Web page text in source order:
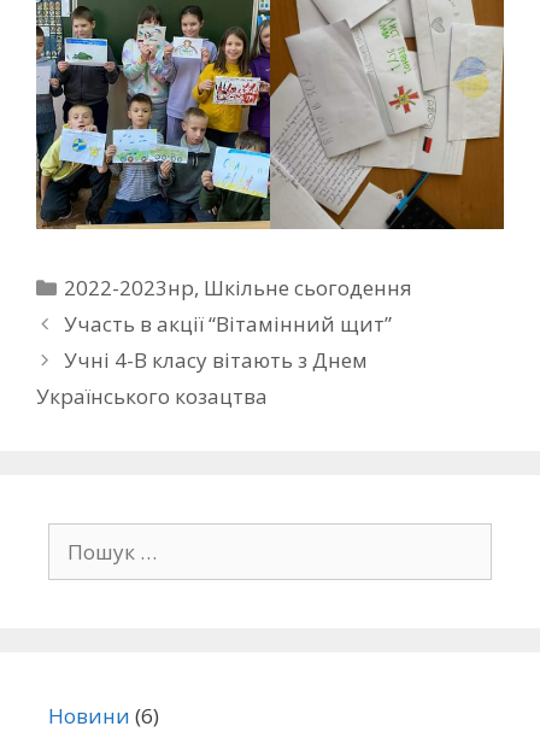
2022-2023нр, Шкільне сьогодення
Участь в акції “Вітамінний щит”
Учні 4-В класу вітають з Днем
Українського козацтва
Новини (6)